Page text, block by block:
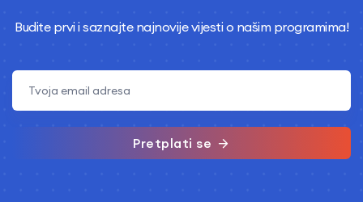
Budite prvi i saznajte najnovije vijesti o našim programima!
Pretplati se